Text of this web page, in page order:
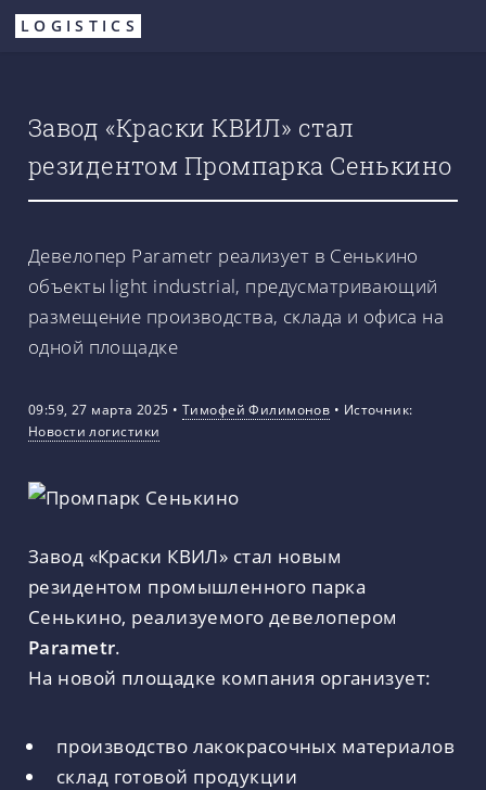
Перейти
LOGISTICS
Завод «Краски КВИЛ» стал
резидентом Промпарка Сенькино
Девелопер Parametr реализует в Сенькино
объекты light industrial, предусматривающий
размещение производства, склада и офиса на
одной площадке
09:59, 27 марта 2025 • Тимофей Филимонов • Источник:
Новости логистики
Завод «Краски КВИЛ» стал новым
резидентом промышленного парка
Сенькино, реализуемого девелопером
Parametr.
На новой площадке компания организует:
производство лакокрасочных материалов
склад готовой продукции